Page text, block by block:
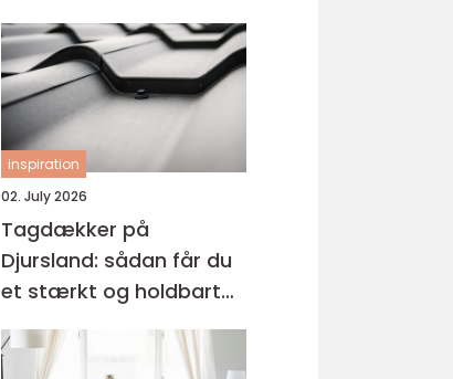
inspiration
02. July 2026
Tagdækker på
Djursland: sådan får du
et stærkt og holdbart
tag